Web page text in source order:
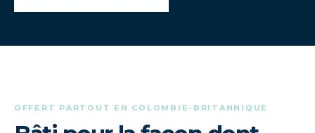
OFFERT PARTOUT EN COLOMBIE-BRITANNIQUE